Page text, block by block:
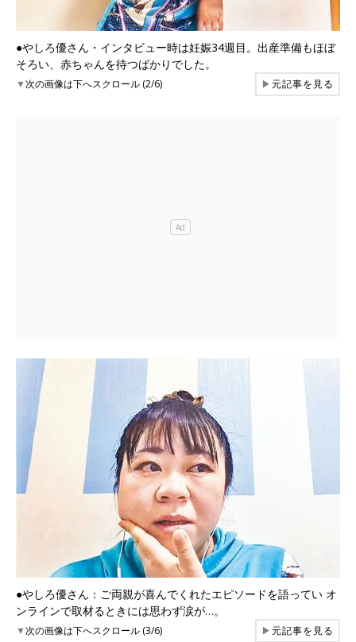
●やしろ優さん・インタビュー時は妊娠34週目。出産準備もほぼ
そろい、赤ちゃんを待つばかりでした。
▼次の画像は下へスクロール (2/6) ▶元記事を見る
●やしろ優さん：ご両親が喜んでくれたエピソードを語ってい オ
ンラインで取材るときには思わず涙が…。
▼次の画像は下へスクロール (3/6) ▶元記事を見る